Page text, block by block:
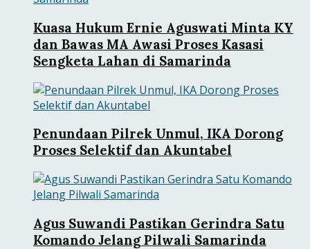
Kuasa Hukum Ernie Aguswati Minta KY
dan Bawas MA Awasi Proses Kasasi
Sengketa Lahan di Samarinda
Penundaan Pilrek Unmul, IKA Dorong
Proses Selektif dan Akuntabel
Agus Suwandi Pastikan Gerindra Satu
Komando Jelang Pilwali Samarinda